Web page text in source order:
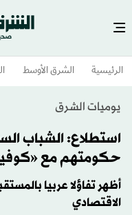
الرئيسية الشرق الأوسط​
يوميات الشرق
استطلاع: الشباب
حكومتهم مع «كوفيد -
أظهر تفاؤلا عربيا
الاقتصادي